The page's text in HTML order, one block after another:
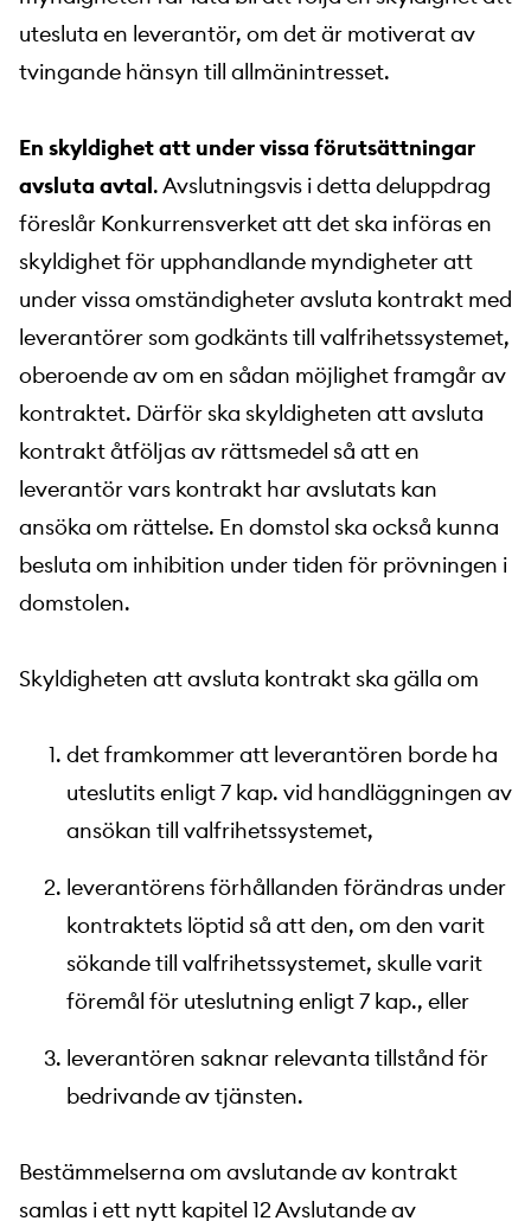
utesluta en leverantör, om det är motiverat av
tvingande hänsyn till allmänintresset.
En skyldighet att under vissa förutsättningar
avsluta avtal. Avslutningsvis i detta deluppdrag
föreslår Konkurrensverket att det ska införas en
skyldighet för upphandlande myndigheter att
under vissa omständigheter avsluta kontrakt med
leverantörer som godkänts till valfrihetssystemet,
oberoende av om en sådan möjlighet framgår av
kontraktet. Därför ska skyldigheten att avsluta
kontrakt åtföljas av rättsmedel så att en
leverantör vars kontrakt har avslutats kan
ansöka om rättelse. En domstol ska också kunna
besluta om inhibition under tiden för prövningen i
domstolen.
Skyldigheten att avsluta kontrakt ska gälla om
det framkommer att leverantören borde ha
uteslutits enligt 7 kap. vid handläggningen av
ansökan till valfrihetssystemet,
leverantörens förhållanden förändras under
kontraktets löptid så att den, om den varit
sökande till valfrihetssystemet, skulle varit
föremål för uteslutning enligt 7 kap., eller
leverantören saknar relevanta tillstånd för
bedrivande av tjänsten.
Bestämmelserna om avslutande av kontrakt
samlas i ett nytt kapitel 12 Avslutande av